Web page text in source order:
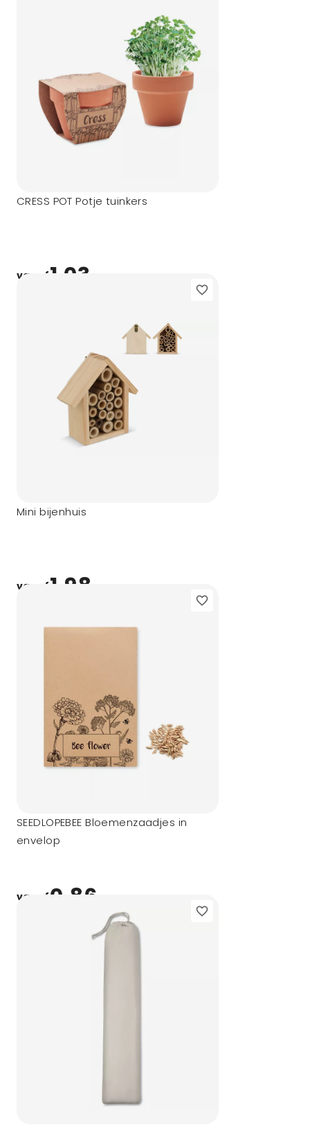
CRESS POT Potje tuinkers
vanaf1,03
Mini bijenhuis
vanaf1,98
SEEDLOPEBEE Bloemenzaadjes in
envelop
vanaf0,86